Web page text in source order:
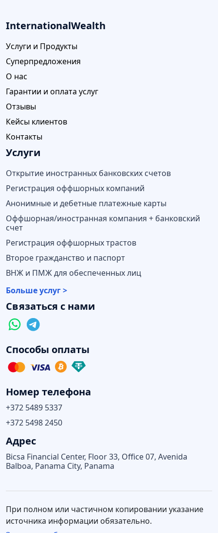
InternationalWealth
Услуги и Продукты
Суперпредложения
О нас
Гарантии и оплата услуг
Отзывы
Кейсы клиентов
Контакты
Услуги
Открытие иностранных банковских счетов
Регистрация оффшорных компаний
Анонимные и дебетные платежные карты
Оффшорная/иностранная компания + банковский
счет
Регистрация оффшорных трастов
Второе гражданство и паспорт
ВНЖ и ПМЖ для обеспеченных лиц
Больше услуг >
Связаться с нами
Способы оплаты
Номер телефона
+372 5489 5337
+372 5498 2450
Адрес
Bicsa Financial Center, Floor 33, Office 07, Avenida
Balboa, Panama City, Panama
При полном или частичном копировании указание
источника информации обязательно.